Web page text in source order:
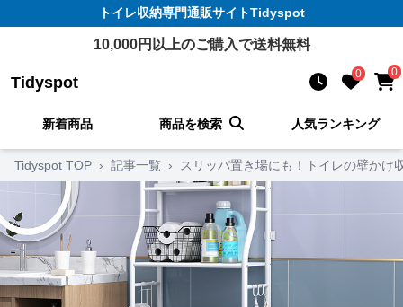
トイレ収納専門通販サイトTidyspot
10,000円以上のご購入で送料無料
Tidyspot 0 0
新着商品 商品を検索 人気ランキング
Tidyspot TOP › 記事一覧 › スリッパ置き場にも！トイレの壁かけ